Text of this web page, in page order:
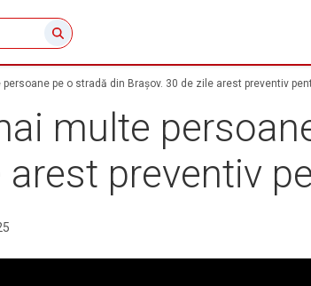
pe o stradă din Brașov. 30 de zile arest preventiv
multe
arest preventiv